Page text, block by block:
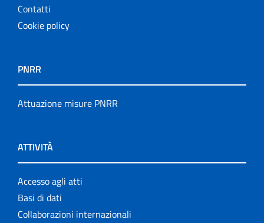
Contatti
Cookie policy
PNRR
Attuazione misure PNRR
ATTIVITÀ
Accesso agli atti
Basi di dati
Collaborazioni internazionali